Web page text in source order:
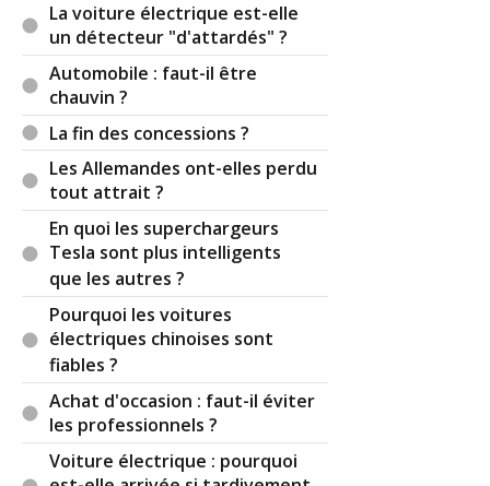
La voiture électrique est-elle
un détecteur "d'attardés" ?
Automobile : faut-il être
chauvin ?
La fin des concessions ?
Les Allemandes ont-elles perdu
tout attrait ?
En quoi les superchargeurs
Tesla sont plus intelligents
que les autres ?
Pourquoi les voitures
électriques chinoises sont
fiables ?
Achat d'occasion : faut-il éviter
les professionnels ?
Voiture électrique : pourquoi